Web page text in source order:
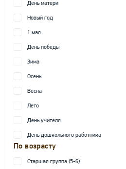
День матери
Новый год
1 мая
День победы
Зима
Осень
Весна
Лето
День учителя
День дошкольного работника
По возрасту
Старшая группа (5-6)